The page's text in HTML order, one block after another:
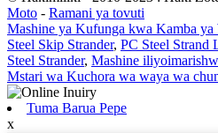
Moto - Ramani ya tovuti
Mashine ya Kufunga kwa Kamba ya
Steel Skip Strander, PC Steel Strand
Steel Strander, Mashine
Mstari wa Kuchora wa waya wa
Tuma Barua Pepe
x